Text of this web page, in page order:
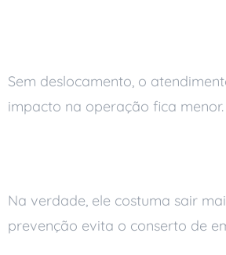
Sem deslocamento, o
impacto na operação fica
Na verdade, ele costuma sair
prevenção evita o conserto de